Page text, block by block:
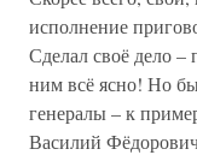
исполнение
Сделал своё дело
ним всё ясно! Но
генералы – к
Василий